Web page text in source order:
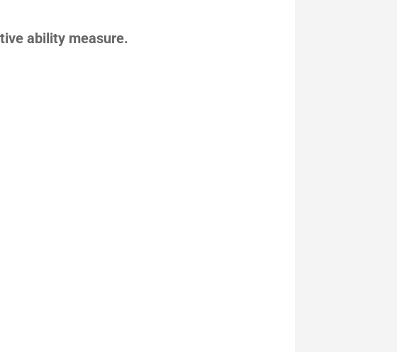
ability measure.